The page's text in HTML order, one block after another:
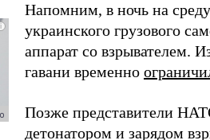
Напомним, в ночь на
украинского грузового
аппарат со взрывателем.
гавани временно
Позже представители
детонатором и зарядом